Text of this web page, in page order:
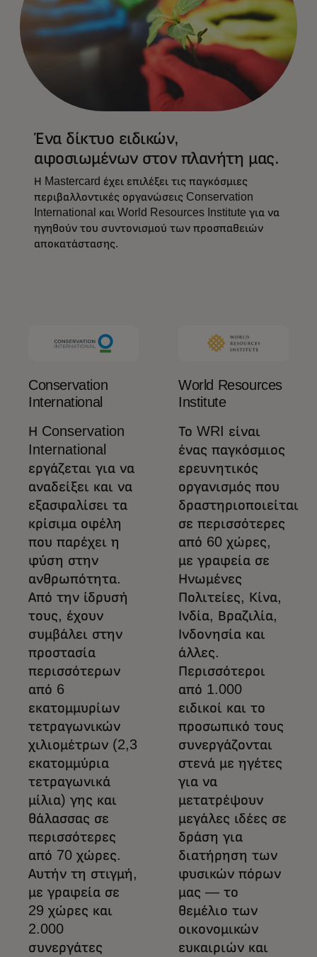
Ένα δίκτυο ειδικών,
αφοσιωμένων στον πλανήτη μας.
Η Mastercard έχει επιλέξει τις παγκόσμιες
περιβαλλοντικές οργανώσεις Conservation
International και World Resources Institute για να
ηγηθούν του συντονισμού των προσπαθειών
αποκατάστασης.
Conservation
International
Η Conservation
International
εργάζεται για να
αναδείξει και να
εξασφαλίσει τα
κρίσιμα οφέλη
που παρέχει η
φύση στην
ανθρωπότητα.
Από την ίδρυσή
τους, έχουν
συμβάλει στην
προστασία
περισσότερων
από 6
εκατομμυρίων
τετραγωνικών
χιλιομέτρων (2,3
εκατομμύρια
τετραγωνικά
μίλια) γης και
θάλασσας σε
περισσότερες
από 70 χώρες.
Αυτήν τη στιγμή,
με γραφεία σε
29 χώρες και
2.000
συνεργάτες
World Resources
Institute
Το WRI είναι
ένας παγκόσμιος
ερευνητικός
οργανισμός που
δραστηριοποιείται
σε περισσότερες
από 60 χώρες,
με γραφεία σε
Ηνωμένες
Πολιτείες, Κίνα,
Ινδία, Βραζιλία,
Ινδονησία και
άλλες.
Περισσότεροι
από 1.000
ειδικοί και το
προσωπικό τους
συνεργάζονται
στενά με ηγέτες
για να
μετατρέψουν
μεγάλες ιδέες σε
δράση για
διατήρηση των
φυσικών πόρων
μας — το
θεμέλιο των
οικονομικών
ευκαιριών και